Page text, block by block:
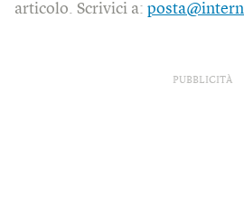
articolo. Scrivici a:
PUBBLICITÀ